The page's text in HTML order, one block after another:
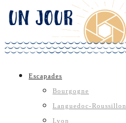
Escapades
Bourgogne
Languedoc-Roussillon
Lyon